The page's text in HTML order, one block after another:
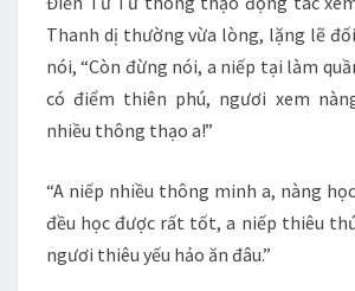
Thanh dị thường vừa lòng, lặng lẽ
nói, “Còn đừng nói, a niếp tại làm
có điểm thiên phú, ngươi xem
nhiều thông thạo a!”
“A niếp nhiều thông minh a, nàng
đều học được rất tốt, a niếp thiêu
ngươi thiêu yếu hảo ăn đâu.”